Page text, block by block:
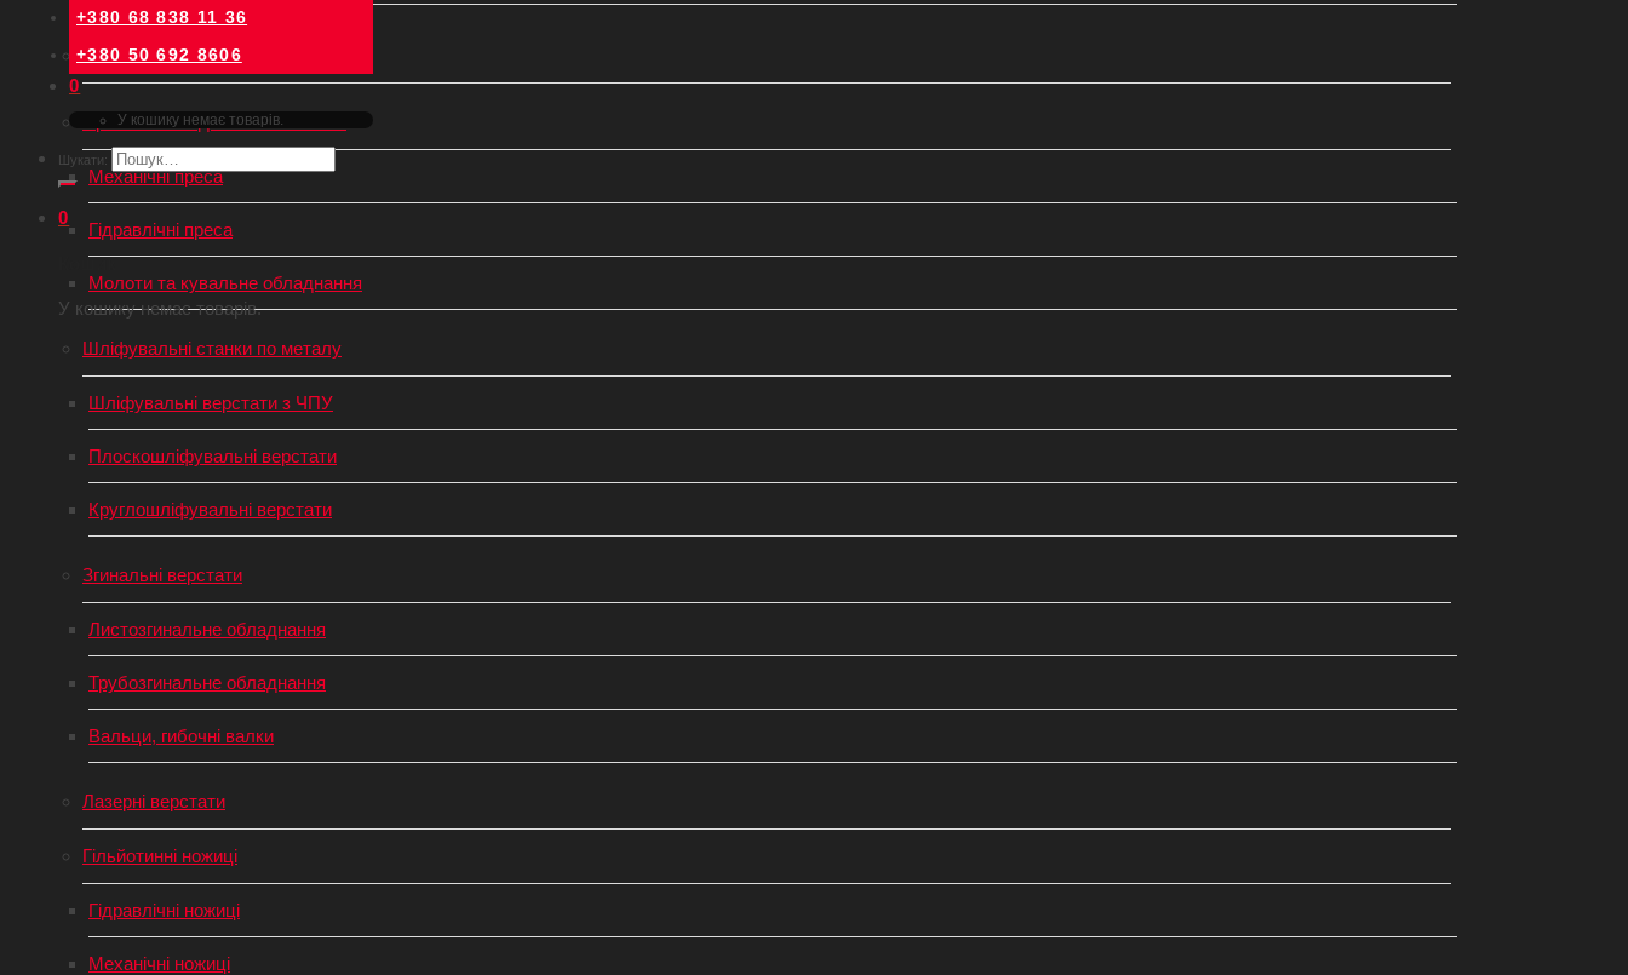
+380 68 838 11 36
+380 50 692 8606
0
У кошику немає товарів.
Шукати:
0
Кошик
У кошику немає товарів.
Зубонарізні верстати
Пресове обладнання та молоти
Механічні преса
Гідравлічні преса
Молоти та кувальне обладнання
Шліфувальні станки по металу
Шліфувальні верстати з ЧПУ
Плоскошліфувальні верстати
Круглошліфувальні верстати
Згинальні верстати
Листозгинальне обладнання
Трубозгинальне обладнання
Вальци, гибочні валки
Лазерні верстати
Гільйотинні ножиці
Гідравлічні ножиці
Механічні ножиці